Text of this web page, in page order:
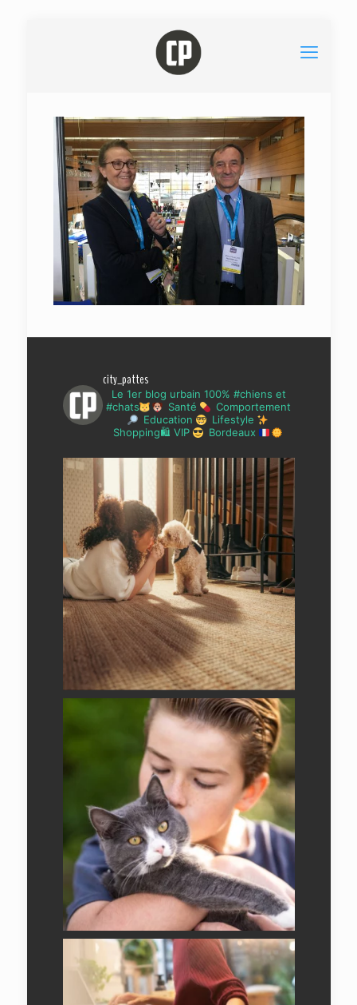
city_pattes
Le 1er blog urbain 100% #chiens et
#chats
Santé
Comportement
Education
Lifestyle
Shopping🛍 VIP
Bordeaux